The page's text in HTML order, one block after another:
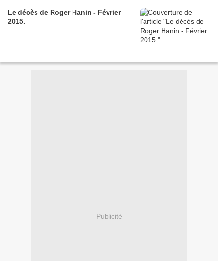
Le décès de Roger Hanin - Février
2015.
Publicité